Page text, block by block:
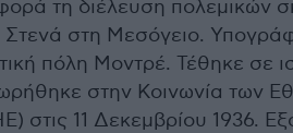
τη διέλευση πολεμικών
στη Μεσόγειο.
πόλη Μοντρέ. Τέθηκε σε
στην Κοινωνία των
στις 11 Δεκεμβρίου 1936.